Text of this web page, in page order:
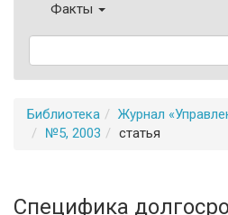
Факты
Библиотека
Журнал
№5, 2003
статья
Специфика